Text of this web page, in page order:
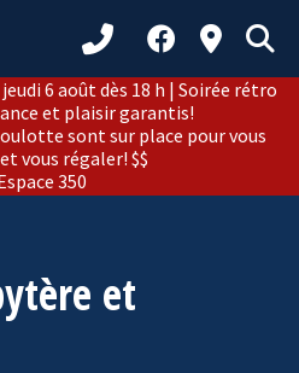
6 août dès 18 h | Soirée rétro
et plaisir garantis!
sont sur place pour vous
vous régaler! $$
350
et